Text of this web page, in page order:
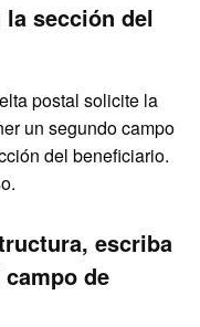
sección del
postal solicite la
un segundo campo
del beneficiario.
escriba
de